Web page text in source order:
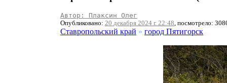
Автор: Плаксин Олег
Опубликовано: 20 декабря 2024 г. 22:48, посмотрело:
Ставропольский край » город Пятигорск